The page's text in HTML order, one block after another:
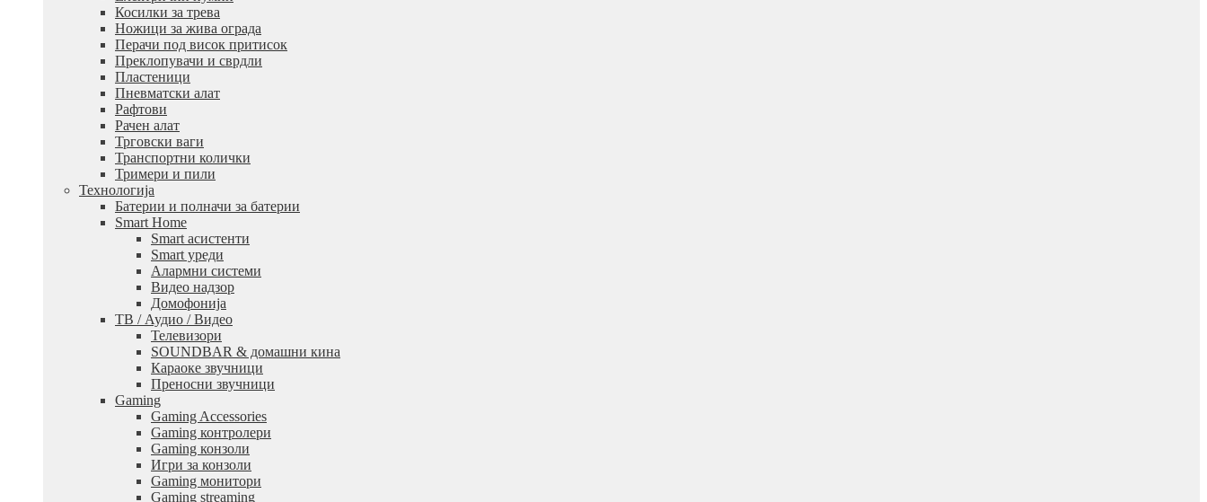
Косилки за трева
Ножици за жива ограда
Перачи под висок притисок
Преклопувачи и сврдли
Пластеници
Пневматски алат
Рафтови
Рачен алат
Трговски ваги
Транспортни колички
Тримери и пили
Технологија
Батерии и полначи за батерии
Smart Home
Smart асистенти
Smart уреди
Алармни системи
Видео надзор
Домофонија
ТВ / Аудио / Видео
Телевизори
SOUNDBAR & домашни кина
Караоке звучници
Преносни звучници
Gaming
Gaming Accessories
Gaming контролери
Gaming конзоли
Игри за конзоли
Gaming монитори
Gaming streaming